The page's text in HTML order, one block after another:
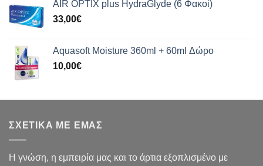
AIR OPTIX plus HydraGlyde (6 Φακοί)
33,00€
Aquasoft Moisture 360ml + 60ml Δώρο
10,00€
ΣΧΕΤΙΚΑ ΜΕ ΕΜΑΣ
Η γνώση, η εμπειρία μας και το άρτια εξοπλισμένο με